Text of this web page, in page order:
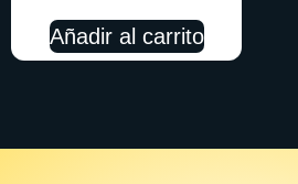
Añadir al carrito